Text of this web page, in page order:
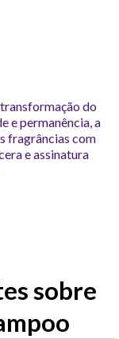
do
e permanência, a
fragrâncias com
e assinatura
sobre